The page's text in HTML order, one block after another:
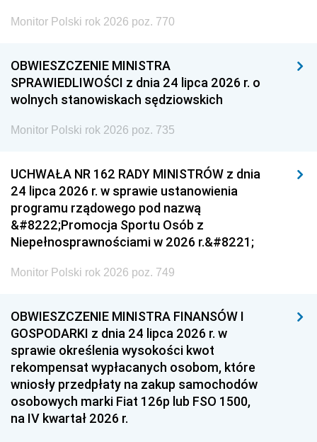
Monitor Polski rok 2026 poz. 770
OBWIESZCZENIE MINISTRA
SPRAWIEDLIWOŚCI z dnia 24 lipca 2026 r. o
wolnych stanowiskach sędziowskich
Monitor Polski rok 2026 poz. 735
UCHWAŁA NR 162 RADY MINISTRÓW z dnia
24 lipca 2026 r. w sprawie ustanowienia
programu rządowego pod nazwą
&#8222;Promocja Sportu Osób z
Niepełnosprawnościami w 2026 r.&#8221;
Monitor Polski rok 2026 poz. 749
OBWIESZCZENIE MINISTRA FINANSÓW I
GOSPODARKI z dnia 24 lipca 2026 r. w
sprawie określenia wysokości kwot
rekompensat wypłacanych osobom, które
wniosły przedpłaty na zakup samochodów
osobowych marki Fiat 126p lub FSO 1500,
na IV kwartał 2026 r.